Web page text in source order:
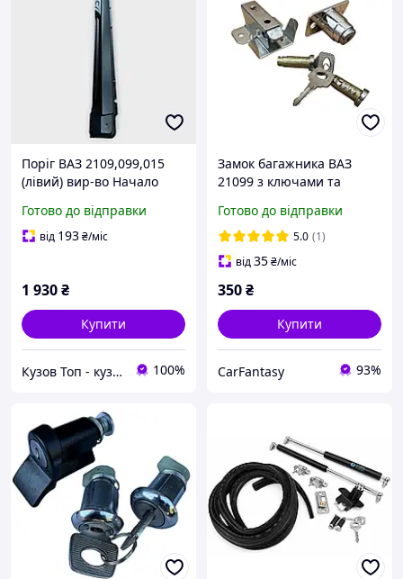
Поріг ВАЗ 2109,099,015
(лівий) вир-во Начало
Готово до відправки
від 193₴/міс
1 930₴
Купити
Кузов Топ - кузовні запчастини, які стають як рідні 100%
Замок багажника ВАЗ
21099 з ключами та
планкою
Готово до відправки
5.0 (1)
від35₴/міс
350₴
Купити
CarFantasy 93%